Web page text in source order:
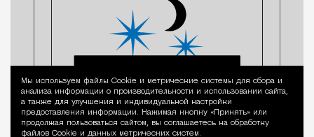
Уведомление
Мы используем файлы Сookie и метрические системы для сбора и
анализа информации о производительности и использовании сайта,
а также для улучшения и индивидуальной настройки
предоставления информации. Нажимая кнопку «Принять» или
продолжая пользоваться сайтом, вы соглашаетесь на обработку
файлов Cookie и данных метрических систем.